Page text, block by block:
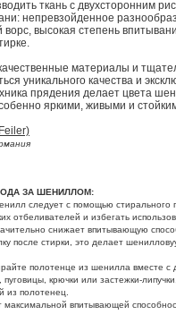
ткань с двухсторонним
непревзойденное
высокая степень
материалы и
уникального качества и
прядения делает цвета
яркими, живыми и
ЗА ШЕНИЛЛОМ:
следует с помощью стирального
отбеливателей и избегать
снижает впитывающую
после стирки, это делает
полотенце из шенилла вместе с
крючки или застежки-липучки,
из полотенец.
максимальной впитывающей